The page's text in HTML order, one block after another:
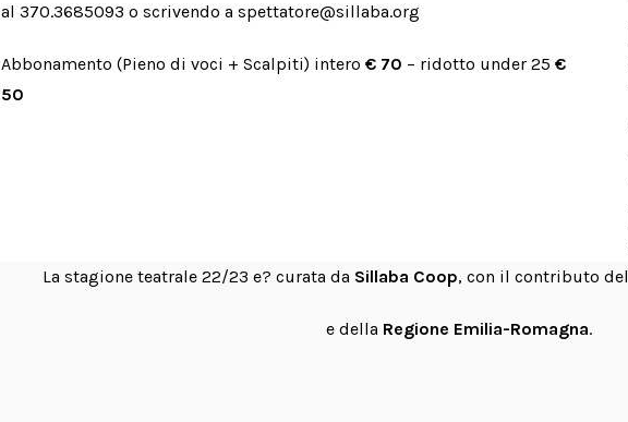
al 370.3685093 o scrivendo a spettatore@sillaba.org
Abbonamento (Pieno di voci + Scalpiti) intero € 70 – ridotto under 25 €
50
La stagione teatrale 22/23 e? curata da Sillaba Coop, con il contributo del
e della Regione Emilia-Romagna.